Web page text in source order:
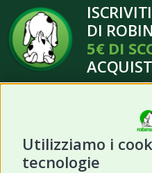
Utilizziamo i
tecnologie
DI
5€ DI